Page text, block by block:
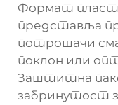
Формат
представља
потрошачи
поклон или
Заштитна
забринутост